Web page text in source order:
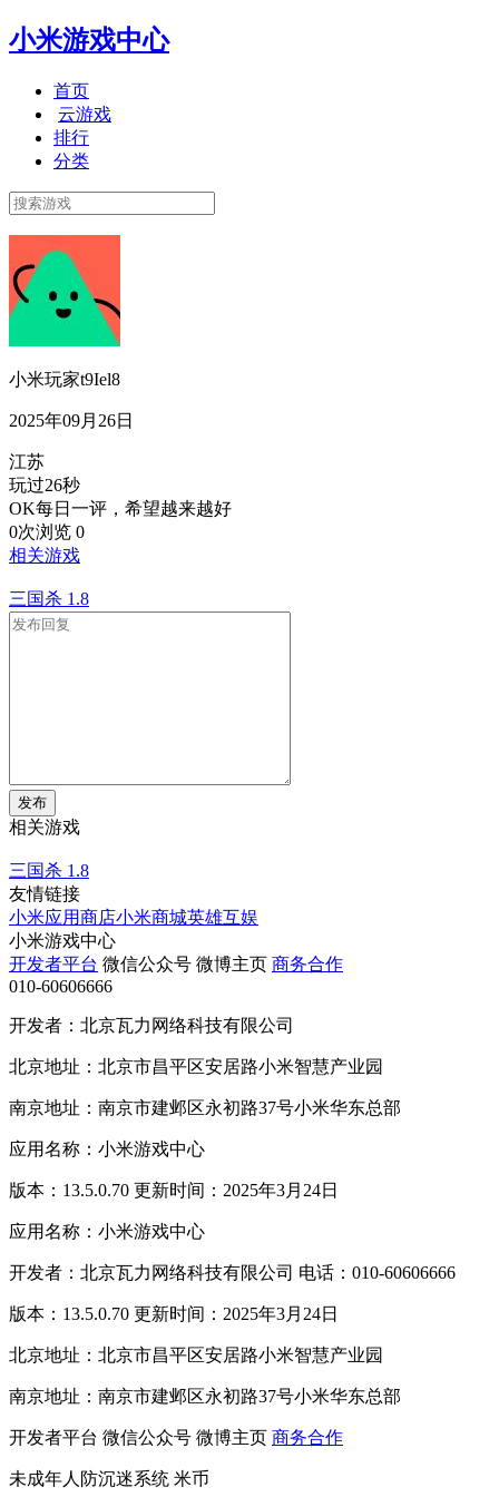
小米游戏中心
首页
云游戏
排行
分类
小米玩家t9Iel8
2025年09月26日
江苏
玩过26秒
OK每日一评，希望越来越好
0次浏览 0
相关游戏
三国杀 1.8
发布
相关游戏
三国杀 1.8
友情链接
小米应用商店小米商城英雄互娱
小米游戏中心
开发者平台 微信公众号 微博主页 商务合作
010-60606666
开发者：北京瓦力网络科技有限公司
北京地址：北京市昌平区安居路小米智慧产业园
南京地址：南京市建邺区永初路37号小米华东总部
应用名称：小米游戏中心
版本：13.5.0.70 更新时间：2025年3月24日
应用名称：小米游戏中心
开发者：北京瓦力网络科技有限公司 电话：010-60606666
版本：13.5.0.70 更新时间：2025年3月24日
北京地址：北京市昌平区安居路小米智慧产业园
南京地址：南京市建邺区永初路37号小米华东总部
开发者平台 微信公众号 微博主页 商务合作
未成年人防沉迷系统 米币